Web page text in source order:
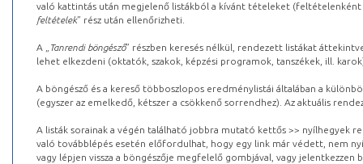
való kattintás után megjelenő listákból a kívánt tételeket (feltételenként
feltételek” rész után ellenőrizheti.
A „ Tanrendi böngésző” részben keresés nélkül, rendezett listákat
lehet elkezdeni (oktatók, szakok, képzési programok, tanszékek, ill.
A böngésző és a kereső többoszlopos eredménylistái általában a
(egyszer az emelkedő, kétszer a csökkenő sorrendhez). Az aktuális
A listák sorainak a végén található jobbra mutató kettős >> nyílhegyek
való továbblépés esetén előfordulhat, hogy egy link már védett, nem
vagy lépjen vissza a böngészője megfelelő gombjával, vagy